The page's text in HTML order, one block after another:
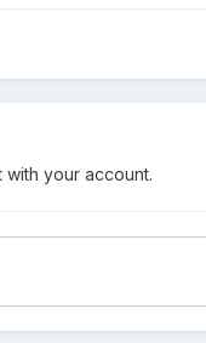
with your account.